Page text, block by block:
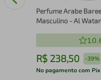
Perfume Arabe
Masculino - Al
R$ 238,50 -39%
No pagamento com Pix